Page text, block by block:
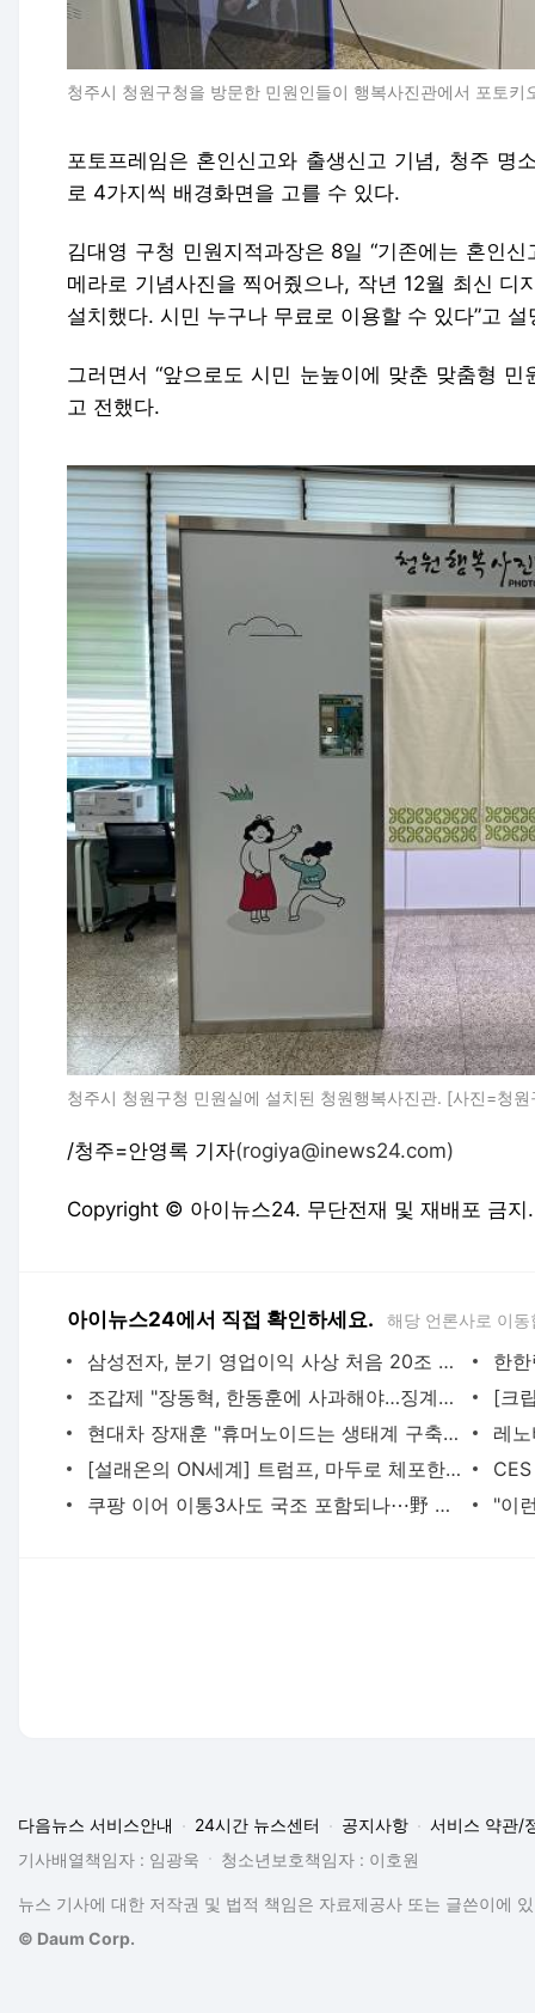
청주시 청원구청을 방문한 민원인들이 행복사진관에서 포토
포토프레임은 혼인신고와 출생신고 기념, 청주 명
로 4가지씩 배경화면을 고를 수 있다.
김대영 구청 민원지적과장은 8일 “기존에는 혼인
메라로 기념사진을 찍어줬으나, 작년 12월 최신 디
설치했다. 시민 누구나 무료로 이용할 수 있다”고 설
그러면서 “앞으로도 시민 눈높이에 맞춘 맞춤형
고 전했다.
청주시 청원구청 민원실에 설치된 청원행복사진관. [사진=청
/청주=안영록 기자(rogiya@inews24.com)
Copyright © 아이뉴스24. 무단전재 및 재배포 금지.
아이뉴스24에서 직접 확인하세요. 해당 언론사로 이동
삼성전자, 분기 영업이익 사상 처음 20조 돌파
조갑제 "장동혁, 한동훈에 사과해야…징계하면 당 깨지고 선거 망쳐"
현대차 장재훈 "휴머노이드는 생태계 구축 속도가 관건"
[설래온의 ON세계] 트럼프, 마두로 체포한 '진짜 이유'는?
쿠팡 이어 이통3사도 국조 포함되나⋯野 국정조사 요구서 제출
© Daum Corp.